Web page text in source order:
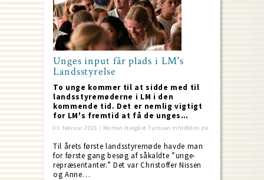
Unges input får plads i LM's
Landsstyrelse
To unge kommer til at sidde med til
landsstyremøderne i LM i den
kommende tid. Det er nemlig vigtigt
for LM's fremtid at få de unges…
03. februar 2026 / Morten Holgård Tychsen mht@dlm.dk
Til årets første landsstyremøde havde man
for første gang besøg af såkaldte ”unge-
repræsentanter.” Det var Christoffer Nissen
og Anne…